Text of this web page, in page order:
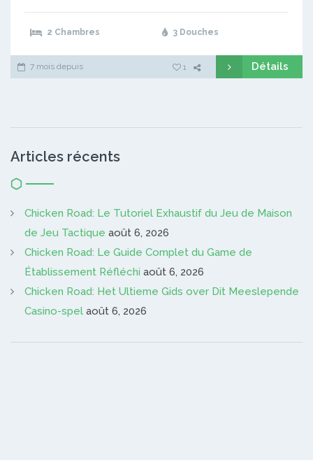
2 Chambres 3 Douches
7 mois depuis 1 Détails
Articles récents
Chicken Road: Le Tutoriel Exhaustif du Jeu de Maison
de Jeu Tactique août 6, 2026
Chicken Road: Le Guide Complet du Game de
Établissement Réfléchi août 6, 2026
Chicken Road: Het Ultieme Gids over Dit Meeslepende
Casino-spel août 6, 2026